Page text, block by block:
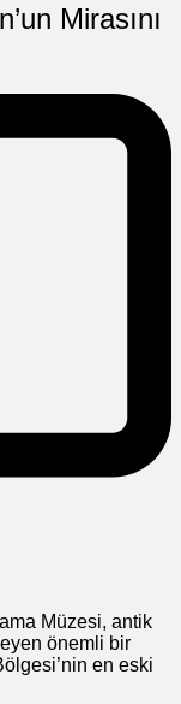
Mirasını
Müzesi, antik
önemli bir
en eski